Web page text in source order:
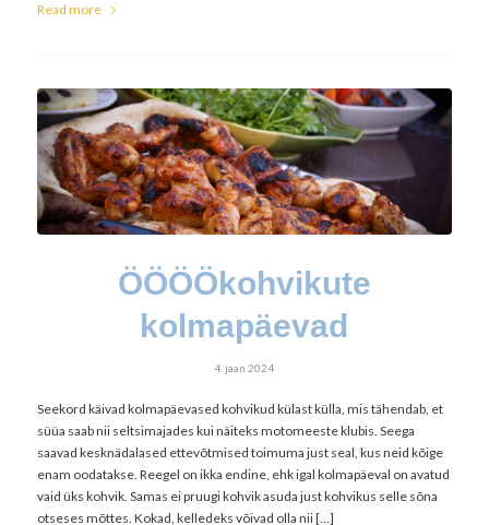
Read more
ÖÖÖÖkohvikute
kolmapäevad
4. jaan 2024
Seekord käivad kolmapäevased kohvikud külast külla, mis tähendab, et
süüa saab nii seltsimajades kui näiteks motomeeste klubis. Seega
saavad kesknädalased ettevõtmised toimuma just seal, kus neid kõige
enam oodatakse. Reegel on ikka endine, ehk igal kolmapäeval on avatud
vaid üks kohvik. Samas ei pruugi kohvik asuda just kohvikus selle sõna
otseses mõttes. Kokad, kelledeks võivad olla nii […]